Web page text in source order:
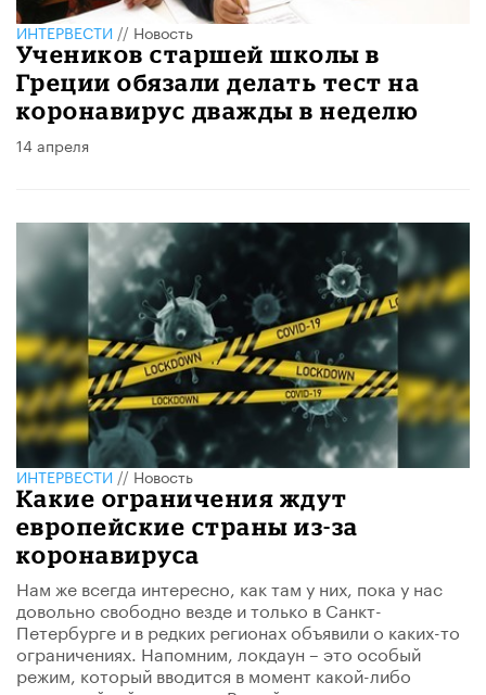
ИНТЕРВЕСТИ // Новость
Учеников старшей школы в
Греции обязали делать тест на
коронавирус дважды в неделю
14 апреля
ИНТЕРВЕСТИ//Новость
Какие ограничения ждут
европейские страны из-за
коронавируса
Нам же всегда интересно, как там у них, пока у нас
довольно свободно везде и только в Санкт-
Петербурге и в редких регионах объявили о каких-то
ограничениях. Напомним, локдаун – это особый
режим, который вводится в момент какой-либо